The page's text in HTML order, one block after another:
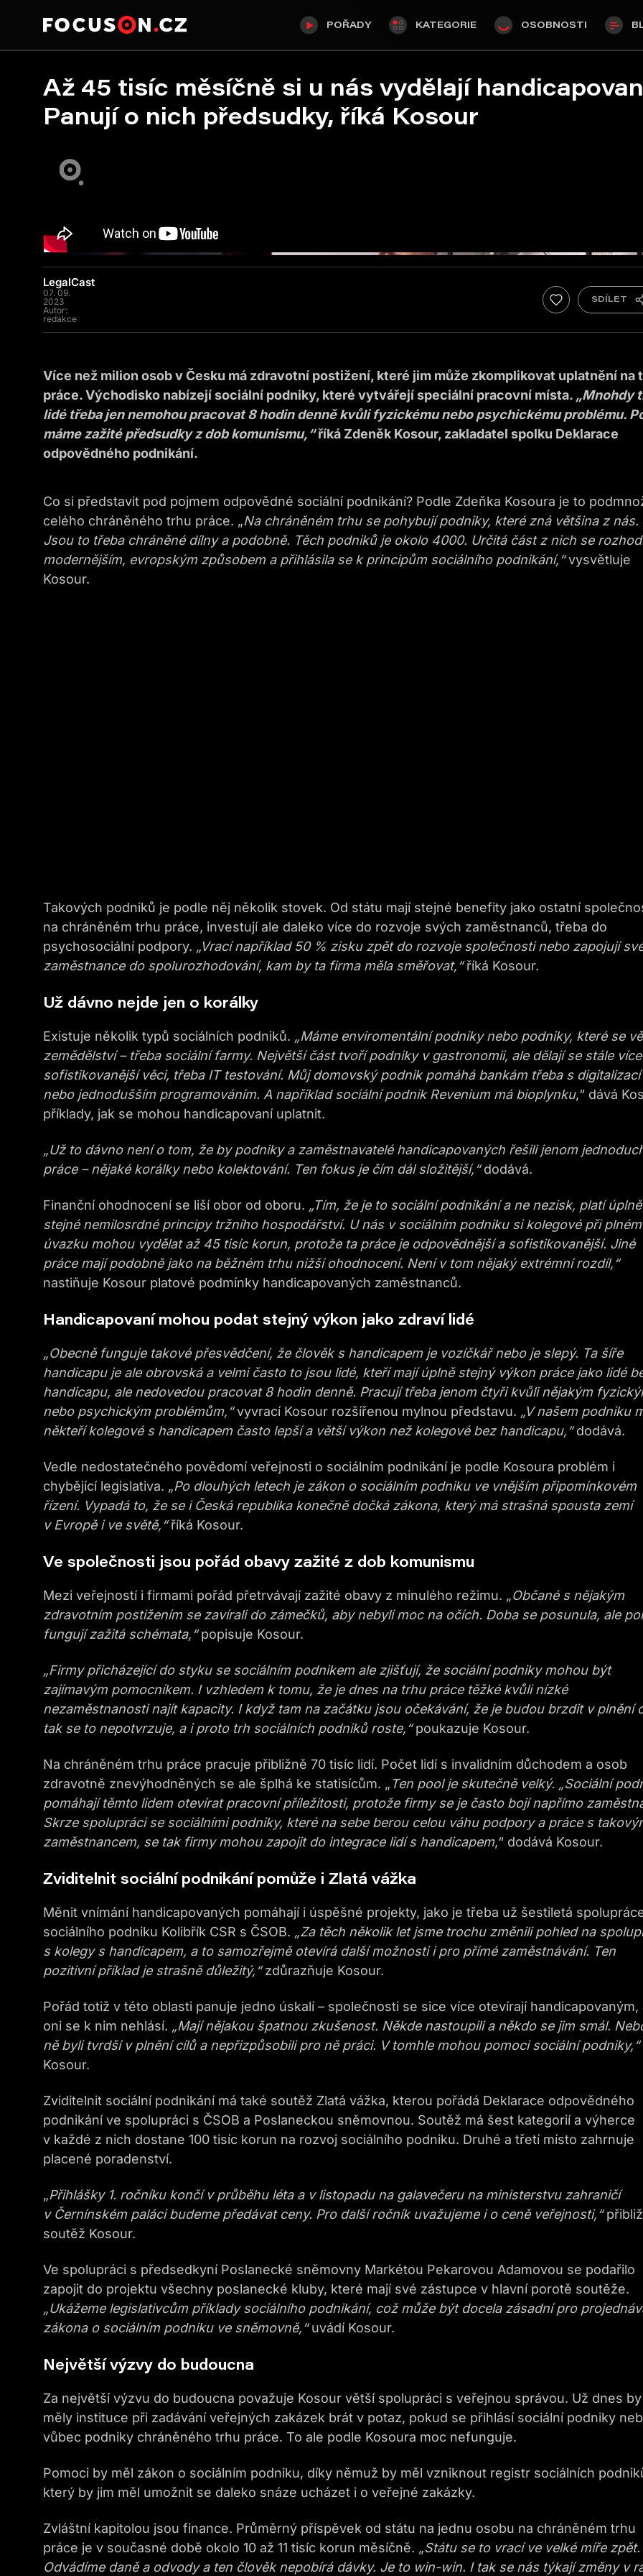
POŘADY KATEGORIE OSOBNOSTI
Až 45 tisíc měsíčně si u nás vydělají
Panují o nich předsudky, říká Kosour
LegalCast
07. 09.
2023
Autor:
redakce
Více než milion osob v Česku má zdravotní postižení, které jim může zkomplikovat uplatnění na
práce. Východisko nabízejí sociální podniky, které vytvářejí speciální pracovní místa. „Mnohdy
lidé třeba jen nemohou pracovat 8 hodin denně kvůli fyzickému nebo psychickému problému.
máme zažité předsudky z dob komunismu,“říká Zdeněk Kosour, zakladatel spolku Deklarace
odpovědného podnikání.
Co si představit pod pojmem odpovědné sociální podnikání? Podle Zdeňka Kosoura je to
celého chráněného trhu práce. „Na chráněném trhu se pohybují podniky, které zná většina z nás.
Jsou to třeba chráněné dílny a podobně. Těch podniků je okolo 4000. Určitá část z nich se
modernějším, evropským způsobem a přihlásila se k principům sociálního podnikání,“vysvětluje
Kosour.
Takových podniků je podle něj několik stovek. Od státu mají stejné benefity jako ostatní
na chráněném trhu práce, investují ale daleko více do rozvoje svých zaměstnanců, třeba do
psychosociální podpory. „Vrací například 50 % zisku zpět do rozvoje společnosti nebo zapojují
zaměstnance do spolurozhodování, kam by ta firma měla směřovat,“říká Kosour.
Už dávno nejde jen o korálky
Existuje několik typů sociálních podniků. „Máme enviromentální podniky nebo podniky, které se
zemědělství – třeba sociální farmy. Největší část tvoří podniky v gastronomii, ale dělají se stále
sofistikovanější věci, třeba IT testování. Můj domovský podnik pomáhá bankám třeba s digitalizací
nebo jednodušším programováním. A například sociální podnik Revenium má bioplynku,“ dává
příklady, jak se mohou handicapovaní uplatnit.
„Už to dávno není o tom, že by podniky a zaměstnavatelé handicapovaných řešili jenom
práce – nějaké korálky nebo kolektování. Ten fokus je čím dál složitější,“dodává.
Finanční ohodnocení se liší obor od oboru. „Tím, že je to sociální podnikání a ne nezisk, platí úplně
stejné nemilosrdné principy tržního hospodářství. U nás v sociálním podniku si kolegové při plném
úvazku mohou vydělat až 45 tisíc korun, protože ta práce je odpovědnější a sofistikovanější. Jiné
práce mají podobně jako na běžném trhu nižší ohodnocení. Není v tom nějaký extrémní rozdíl,“
nastiňuje Kosour platové podmínky handicapovaných zaměstnanců.
Handicapovaní mohou podat stejný výkon jako zdraví lidé
„Obecně funguje takové přesvědčení, že člověk s handicapem je vozíčkář nebo je slepý. Ta šíře
handicapu je ale obrovská a velmi často to jsou lidé, kteří mají úplně stejný výkon práce jako lidé
handicapu, ale nedovedou pracovat 8 hodin denně. Pracují třeba jenom čtyři kvůli nějakým
nebo psychickým problémům,“vyvrací Kosour rozšířenou mylnou představu. „V našem podniku
někteří kolegové s handicapem často lepší a větší výkon než kolegové bez handicapu,“dodává.
Vedle nedostatečného povědomí veřejnosti o sociálním podnikání je podle Kosoura problém i
chybějící legislativa. „Po dlouhých letech je zákon o sociálním podniku ve vnějším připomínkovém
řízení. Vypadá to, že se i Česká republika konečně dočká zákona, který má strašná spousta zemí
v Evropě i ve světě,“říká Kosour.
Ve společnosti jsou pořád obavy zažité z dob komunismu
Mezi veřejností i firmami pořád přetrvávají zažité obavy z minulého režimu. „Občané s nějakým
zdravotním postižením se zavírali do zámečků, aby nebyli moc na očích. Doba se posunula, ale
fungují zažitá schémata,“popisuje Kosour.
„Firmy přicházející do styku se sociálním podnikem ale zjišťují, že sociální podniky mohou být
zajímavým pomocníkem. I vzhledem k tomu, že je dnes na trhu práce těžké kvůli nízké
nezaměstnanosti najít kapacity. I když tam na začátku jsou očekávání, že je budou brzdit v plnění
tak se to nepotvrzuje, a i proto trh sociálních podniků roste,“poukazuje Kosour.
Na chráněném trhu práce pracuje přibližně 70 tisíc lidí. Počet lidí s invalidním důchodem a osob
zdravotně znevýhodněných se ale šplhá ke statisícům. „ Ten pool je skutečně velký. „Sociální
pomáhají těmto lidem otevírat pracovní příležitosti, protože firmy se je často bojí napřímo
Skrze spolupráci se sociálními podniky, které na sebe berou celou váhu podpory a práce s
zaměstnancem, se tak firmy mohou zapojit do integrace lidí s handicapem,“ dodává Kosour.
Zviditelnit sociální podnikání pomůže i Zlatá vážka
Měnit vnímání handicapovaných pomáhají i úspěšné projekty, jako je třeba už šestiletá
sociálního podniku Kolibřík CSR s ČSOB. „Za těch několik let jsme trochu změnili pohled na
s kolegy s handicapem, a to samozřejmě otevírá další možnosti i pro přímé zaměstnávání. Ten
pozitivní příklad je strašně důležitý,“zdůrazňuje Kosour.
Pořád totiž v této oblasti panuje jedno úskalí – společnosti se sice více otevírají handicapovaným,
oni se k nim nehlásí. „Mají nějakou špatnou zkušenost. Někde nastoupili a někdo se jim smál.
ně byli tvrdší v plnění cílů a nepřizpůsobili pro ně práci. V tomhle mohou pomoci sociální podniky,“
Kosour.
Zviditelnit sociální podnikání má také soutěž Zlatá vážka, kterou pořádá Deklarace odpovědného
podnikání ve spolupráci s ČSOB a Poslaneckou sněmovnou. Soutěž má šest kategorií a výherce
v každé z nich dostane 100 tisíc korun na rozvoj sociálního podniku. Druhé a třetí místo zahrnuje
placené poradenství.
„Přihlášky 1. ročníku končí v průběhu léta a v listopadu na galavečeru na ministerstvu zahraničí
v Černínském paláci budeme předávat ceny. Pro další ročník uvažujeme i o ceně veřejnosti,“
soutěž Kosour.
Ve spolupráci s předsedkyní Poslanecké sněmovny Markétou Pekarovou Adamovou se podařilo
zapojit do projektu všechny poslanecké kluby, které mají své zástupce v hlavní porotě soutěže.
„Ukážeme legislativcům příklady sociálního podnikání, což může být docela zásadní pro
zákona o sociálním podniku ve sněmovně,“uvádí Kosour.
Největší výzvy do budoucna
Za největší výzvu do budoucna považuje Kosour větší spolupráci s veřejnou správou. Už dnes by
měly instituce při zadávání veřejných zakázek brát v potaz, pokud se přihlásí sociální podniky
vůbec podniky chráněného trhu práce. To ale podle Kosoura moc nefunguje.
Pomoci by měl zákon o sociálním podniku, díky němuž by měl vzniknout registr sociálních
který by jim měl umožnit se daleko snáze ucházet i o veřejné zakázky.
Zvláštní kapitolou jsou finance. Průměrný příspěvek od státu na jednu osobu na chráněném trhu
práce je v současné době okolo 10 až 11 tisíc korun měsíčně. „Státu se to vrací ve velké míře zpět.
Odvádíme daně a odvody a ten člověk nepobírá dávky. Je to win-win. I tak se nás týkají změny v